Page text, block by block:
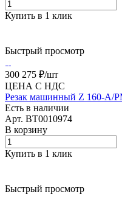
Купить в 1 клик
Быстрый просмотр
300 275 ₽/шт
ЦЕНА С НДС
Резак машинный Z 160-A/
Есть в наличии
Арт. BT0010974
В корзину
Купить в 1 клик
Быстрый просмотр